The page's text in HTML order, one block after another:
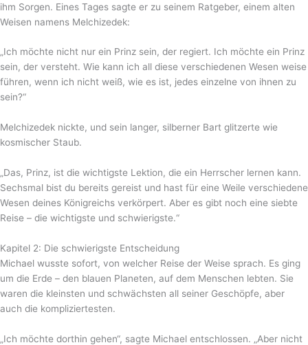
ihm Sorgen. Eines Tages sagte er zu seinem Ratgeber, einem alten
Weisen namens Melchizedek:
„Ich möchte nicht nur ein Prinz sein, der regiert. Ich möchte ein Prinz
sein, der versteht. Wie kann ich all diese verschiedenen Wesen weise
führen, wenn ich nicht weiß, wie es ist, jedes einzelne von ihnen zu
sein?“
Melchizedek nickte, und sein langer, silberner Bart glitzerte wie
kosmischer Staub.
„Das, Prinz, ist die wichtigste Lektion, die ein Herrscher lernen kann.
Sechsmal bist du bereits gereist und hast für eine Weile verschiedene
Wesen deines Königreichs verkörpert. Aber es gibt noch eine siebte
Reise – die wichtigste und schwierigste.“
Kapitel 2: Die schwierigste Entscheidung
Michael wusste sofort, von welcher Reise der Weise sprach. Es ging
um die Erde – den blauen Planeten, auf dem Menschen lebten. Sie
waren die kleinsten und schwächsten all seiner Geschöpfe, aber
auch die kompliziertesten.
„Ich möchte dorthin gehen“, sagte Michael entschlossen. „Aber nicht